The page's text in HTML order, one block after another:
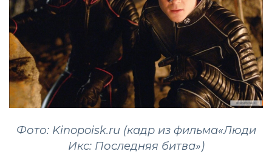
Фото: Kinopoisk.ru (кадр из фильма«Люди
Икс: Последняя битва»)